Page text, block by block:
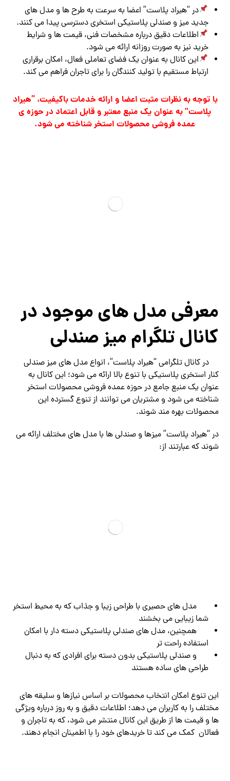
در “هیراد پلاست” اعضا به سرعت به طرح ها و مدل های
جدید میز و صندلی پلاستیکی استخری دسترسی پیدا می کنند.
اطلاعات دقیق درباره مشخصات فنی، قیمت ها و شرایط
خرید نیز به صورت روزانه ارائه می شود.
این کانال به عنوان یک فضای تعاملی فعال، امکان برقراری
ارتباط مستقیم با تولید کنندگان را برای تاجران فراهم می کند.
با توجه به نظرات مثبت اعضا و ارائه خدمات باکیفیت، “هیراد
پلاست” به عنوان یک منبع معتبر و قابل اعتماد در حوزه ی
عمده فروشی محصولات استخر شناخته می شود.
معرفی مدل های موجود در
کانال تلگرام میز صندلی
در کانال تلگرامی “هیراد پلاست”، انواع مدل های میز صندلی
کنار استخری پلاستیکی با تنوع بالا ارائه می شود؛ این کانال به
عنوان یک منبع جامع در حوزه عمده فروشی محصولات استخر
شناخته می شود و مشتریان می توانند از تنوع گسترده این
محصولات بهره مند شوند.
در “هیراد پلاست” میزها و صندلی ها با مدل های مختلف ارائه می
شوند که عبارتند از:
مدل های حصیری با طراحی زیبا و جذاب که به محیط استخر
شما زیبایی می بخشند
همچنین، مدل های صندلی پلاستیکی دسته دار با امکان
استفاده راحت تر
و صندلی پلاستیکی بدون دسته برای افرادی که به دنبال
طراحی های ساده هستند
این تنوع امکان انتخاب محصولات بر اساس نیازها و سلیقه های
مختلف را به کاربران می دهد؛ اطلاعات دقیق و به روز درباره ویژگی
ها و قیمت ها از طریق این کانال منتشر می شود، که به تاجران و
فعالان کمک می کند تا خریدهای خود را با اطمینان انجام دهند.